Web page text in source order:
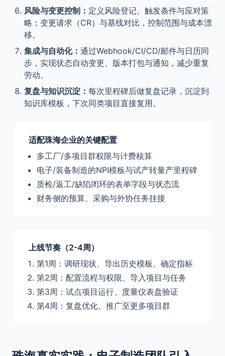
风险与变更控制： 定义风险登记、触发条件与应对策
略；变更请求（CR）与基线对比，控制范围与成本漂
移。
集成与自动化： 通过Webhook/CI/CD/邮件与日历同
步，实现状态自动变更、版本打包与通知，减少重复
劳动。
复盘与知识沉淀： 每次里程碑后做复盘记录，沉淀到
知识库模板，下次同类项目直接复用。
适配珠海企业的关键配置
多工厂/多项目群权限与计费核算
电子/装备制造的NPI模板与试产转量产里程碑
质检/返工/缺陷闭环的表单字段与状态流
财务侧的预算、采购与外协任务挂接
上线节奏（2-4周）
第1周：调研现状、导出历史模板、确定指标
第2周：配置流程与权限、导入项目与任务
第3周：试点项目运行、度量仪表盘验证
第4周：复盘优化、推广至更多项目群